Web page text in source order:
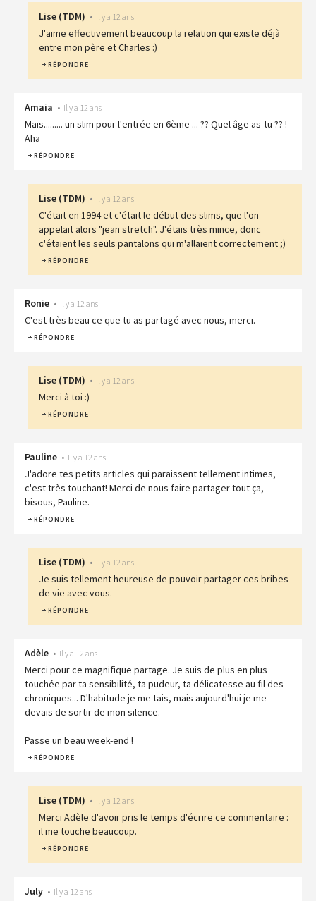
Lise (TDM) • Il y a 12 ans
J'aime effectivement beaucoup la relation qui existe déjà
entre mon père et Charles :)
RÉPONDRE
Amaia • Il y a 12 ans
Mais......... un slim pour l'entrée en 6ème ... ?? Quel âge as-tu ?? !
Aha
RÉPONDRE
Lise (TDM) • Il y a 12 ans
C'était en 1994 et c'était le début des slims, que l'on
appelait alors "jean stretch". J'étais très mince, donc
c'étaient les seuls pantalons qui m'allaient correctement ;)
RÉPONDRE
Ronie • Il y a 12 ans
C'est très beau ce que tu as partagé avec nous, merci.
RÉPONDRE
Lise (TDM) • Il y a 12 ans
Merci à toi :)
RÉPONDRE
Pauline • Il y a 12 ans
J'adore tes petits articles qui paraissent tellement intimes,
c'est très touchant! Merci de nous faire partager tout ça,
bisous, Pauline.
RÉPONDRE
Lise (TDM) • Il y a 12 ans
Je suis tellement heureuse de pouvoir partager ces bribes
de vie avec vous.
RÉPONDRE
Adèle • Il y a 12 ans
Merci pour ce magnifique partage. Je suis de plus en plus
touchée par ta sensibilité, ta pudeur, ta délicatesse au fil des
chroniques... D'habitude je me tais, mais aujourd'hui je me
devais de sortir de mon silence.
Passe un beau week-end !
RÉPONDRE
Lise (TDM) • Il y a 12 ans
Merci Adèle d'avoir pris le temps d'écrire ce commentaire :
il me touche beaucoup.
RÉPONDRE
July • Il y a 12 ans